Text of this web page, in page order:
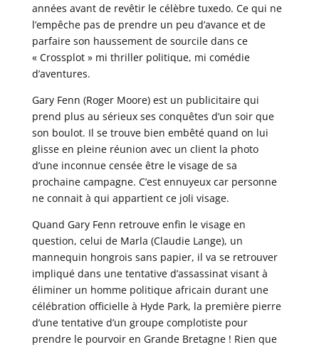
années avant de revêtir le célèbre tuxedo. Ce qui ne
l’empêche pas de prendre un peu d’avance et de
parfaire son haussement de sourcile dans ce
« Crossplot » mi thriller politique, mi comédie
d’aventures.
Gary Fenn (Roger Moore) est un publicitaire qui
prend plus au sérieux ses conquêtes d’un soir que
son boulot. Il se trouve bien embêté quand on lui
glisse en pleine réunion avec un client la photo
d’une inconnue censée être le visage de sa
prochaine campagne. C’est ennuyeux car personne
ne connait à qui appartient ce joli visage.
Quand Gary Fenn retrouve enfin le visage en
question, celui de Marla (Claudie Lange), un
mannequin hongrois sans papier, il va se retrouver
impliqué dans une tentative d’assassinat visant à
éliminer un homme politique africain durant une
célébration officielle à Hyde Park, la première pierre
d’une tentative d’un groupe complotiste pour
prendre le pourvoir en Grande Bretagne ! Rien que